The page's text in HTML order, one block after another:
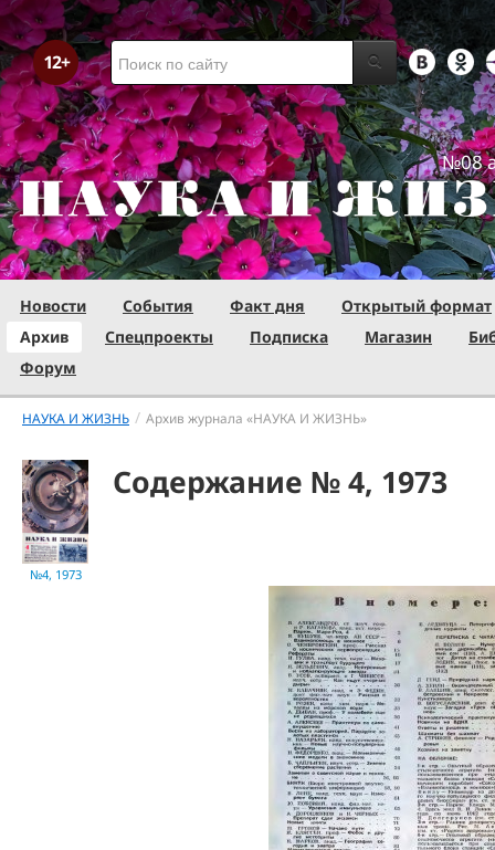
№08
Новости События Факт дня
Открытый формат
Архив
Спецпроекты Подписка Магазин
Форум
НАУКА И ЖИЗНЬ / Архив журнала «НАУКА И ЖИЗНЬ»
№4, 1973
Содержание № 4, 1973